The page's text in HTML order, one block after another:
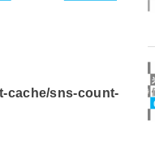
cache/sns-count-